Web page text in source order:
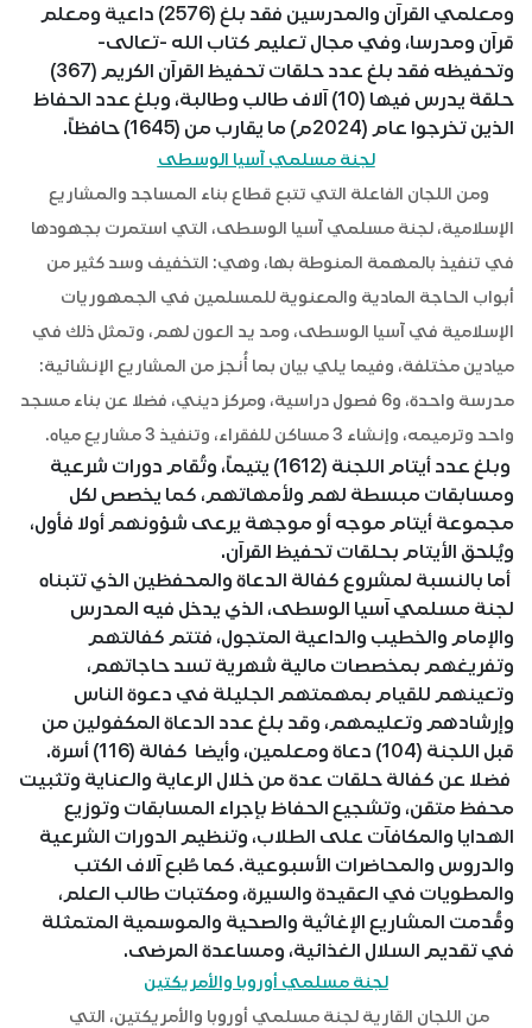
ومعلمي القرآن والمدرسين فقد بلغ (2576) داعية ومعلم
قرآن ومدرسا، وفي مجال تعليم كتاب الله -تعالى-
وتحفيظه فقد بلغ عدد حلقات تحفيظ القرآن الكريم (367)
حلقة يدرس فيها (10) آلاف طالب وطالبة، وبلغ عدد الحفاظ
الذين تخرجوا عام (2024م) ما يقارب من (1645) حافظاً.
لجنة مسلمي آسيا الوسطى
ومن اللجان الفاعلة التي تتبع قطاع بناء المساجد والمشاريع
الإسلامية، لجنة مسلمي آسيا الوسطى، التي استمرت بجهودها
في تنفيذ بالمهمة المنوطة بها، وهي: التخفيف وسد كثير من
أبواب الحاجة المادية والمعنوية للمسلمين في الجمهوريات
الإسلامية في آسيا الوسطى، ومد يد العون لهم، وتمثل ذلك في
ميادين مختلفة، وفيما يلي بيان بما أُنجز من المشاريع الإنشائية:
مدرسة واحدة، و6 فصول دراسية، ومركز ديني، فضلا عن بناء مسجد
واحد وترميمه، وإنشاء 3 مساكن للفقراء، وتنفيذ 3 مشاريع مياه.
وبلغ عدد أيتام اللجنة (1612) يتيماً، وتُقام دورات شرعية
ومسابقات مبسطة لهم ولأمهاتهم، كما يخصص لكل
مجموعة أيتام موجه أو موجهة يرعى شؤونهم أولا فأول،
ويُلحق الأيتام بحلقات تحفيظ القرآن.
أما بالنسبة لمشروع كفالة الدعاة والمحفظين الذي تتبناه
لجنة مسلمي آسيا الوسطى، الذي يدخل فيه المدرس
والإمام والخطيب والداعية المتجول، فتتم كفالتهم
وتفريغهم بمخصصات مالية شهرية تسد حاجاتهم،
وتعينهم للقيام بمهمتهم الجليلة في دعوة الناس
وإرشادهم وتعليمهم، وقد بلغ عدد الدعاة المكفولين من
قبل اللجنة (104) دعاة ومعلمين، وأيضا كفالة (116) أسرة.
فضلا عن كفالة حلقات عدة من خلال الرعاية والعناية وتثبيت
محفظ متقن، وتشجيع الحفاظ بإجراء المسابقات وتوزيع
الهدايا والمكافآت على الطلاب، وتنظيم الدورات الشرعية
والدروس والمحاضرات الأسبوعية. كما طُبع آلاف الكتب
والمطويات في العقيدة والسيرة، ومكتبات طالب العلم،
وقُدمت المشاريع الإغاثية والصحية والموسمية المتمثلة
في تقديم السلال الغذائية، ومساعدة المرضى.
لجنة مسلمي أوروبا والأمريكتين
من اللجان القارية لجنة مسلمي أوروبا والأمريكتين، التي